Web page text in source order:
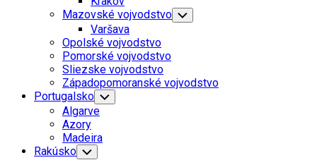
Menu
Mazovské vojvodstvo Toggle
Child
Varšava
Opolské vojvodstvo
Pomorské vojvodstvo
Sliezske vojvodstvo
Západopomoranské vojvodstvo
Portugalsko Toggle
Child
Menu
Algarve
Azory
Madeira
Rakúsko Toggle